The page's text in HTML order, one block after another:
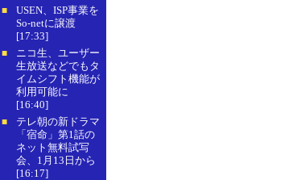
■
USEN、ISP事業を
So-netに譲渡
[17:33]
■
ニコ生、ユーザー
生放送などでもタ
イムシフト機能が
利用可能に
[16:40]
■
テレ朝の新ドラマ
「宿命」第1話の
ネット無料試写
会、1月13日から
[16:17]